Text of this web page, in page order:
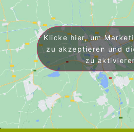
Klicke hier, um
zu akzeptieren und
zu